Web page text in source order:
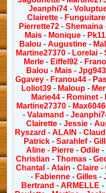
Jeanphi74 -
Clairette-
Pierrette72- Shemaina
Mais - Monique -
Balou - Augustine-
Martine27370 - Lorelai -
Merle - Eiffel92 -
Balou - Mais-
Ggavey- Franou44-
Loliot39 - Maloup -
Marie44- Rominet-
Martine27370-
-Valamand -
Clairette- Jessie-
Ryszard - ALAIN -
Patrick -Sarahlef-
Aline- Pierre- Odile-
Christian - Thomas-
Chantal -Alain -Claire -
- Fabienne -Gilles -
Bertrand -ARMELLE -